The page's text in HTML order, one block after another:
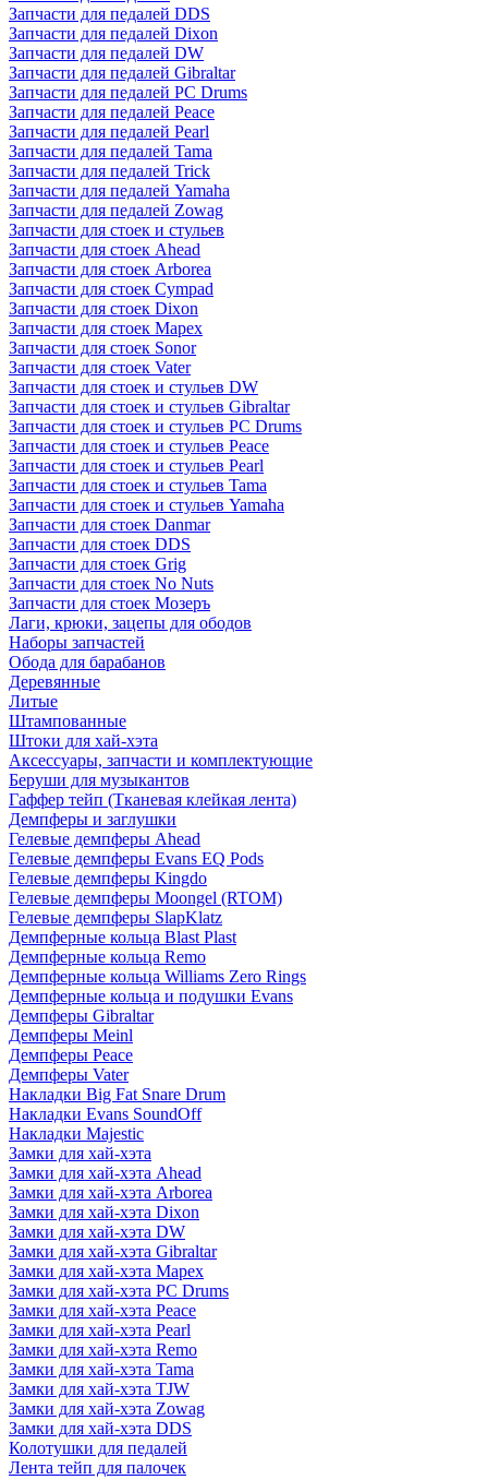
Запчасти для педалей DDS
Запчасти для педалей Dixon
Запчасти для педалей DW
Запчасти для педалей Gibraltar
Запчасти для педалей PC Drums
Запчасти для педалей Peace
Запчасти для педалей Pearl
Запчасти для педалей Tama
Запчасти для педалей Trick
Запчасти для педалей Yamaha
Запчасти для педалей Zowag
Запчасти для стоек и стульев
Запчасти для стоек Ahead
Запчасти для стоек Arborea
Запчасти для стоек Cympad
Запчасти для стоек Dixon
Запчасти для стоек Mapex
Запчасти для стоек Sonor
Запчасти для стоек Vater
Запчасти для стоек и стульев DW
Запчасти для стоек и стульев Gibraltar
Запчасти для стоек и стульев PC Drums
Запчасти для стоек и стульев Peace
Запчасти для стоек и стульев Pearl
Запчасти для стоек и стульев Tama
Запчасти для стоек и стульев Yamaha
Запчасти для стоек Danmar
Запчасти для стоек DDS
Запчасти для стоек Grig
Запчасти для стоек No Nuts
Запчасти для стоек Мозеръ
Лаги, крюки, зацепы для ободов
Наборы запчастей
Обода для барабанов
Деревянные
Литые
Штампованные
Штоки для хай-хэта
Аксессуары, запчасти и комплектующие
Беруши для музыкантов
Гаффер тейп (Тканевая клейкая лента)
Демпферы и заглушки
Гелевые демпферы Ahead
Гелевые демпферы Evans EQ Pods
Гелевые демпферы Kingdo
Гелевые демпферы Moongel (RTOM)
Гелевые демпферы SlapKlatz
Демпферные кольца Blast Plast
Демпферные кольца Remo
Демпферные кольца Williams Zero Rings
Демпферные кольца и подушки Evans
Демпферы Gibraltar
Демпферы Meinl
Демпферы Peace
Демпферы Vater
Накладки Big Fat Snare Drum
Накладки Evans SoundOff
Накладки Majestic
Замки для хай-хэта
Замки для хай-хэта Ahead
Замки для хай-хэта Arborea
Замки для хай-хэта Dixon
Замки для хай-хэта DW
Замки для хай-хэта Gibraltar
Замки для хай-хэта Mapex
Замки для хай-хэта PC Drums
Замки для хай-хэта Peace
Замки для хай-хэта Pearl
Замки для хай-хэта Remo
Замки для хай-хэта Tama
Замки для хай-хэта TJW
Замки для хай-хэта Zowag
Замки для хай-хэта DDS
Колотушки для педалей
Лента тейп для палочек